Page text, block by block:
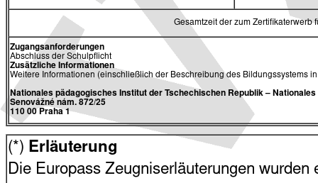
Gesamtzeit der zum
Zugangsanforderungen
Abschluss der Schulpflicht
Zusätzliche Informationen
Weitere Informationen (einschließlich der Beschreibung des Bildungssystems
Nationales pädagogisches Institut der Tschechischen Republik–
Senovážné nám. 872/25
110 00 Praha 1
(*) Erläuterung
Die Europass Zeugniserläuterungen